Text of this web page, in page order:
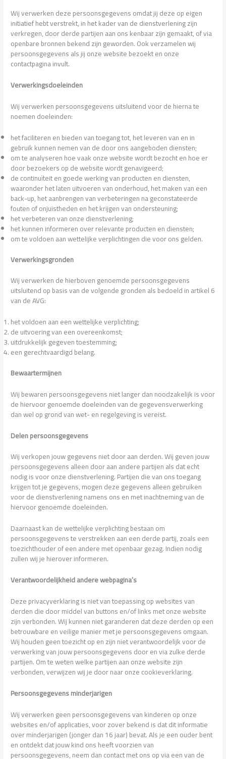
Wij verwerken deze persoonsgegevens omdat jij deze op eigen
initiatief hebt verstrekt, in het kader van de dienstverlening zijn
verkregen, door derde partijen aan ons kenbaar zijn gemaakt, of via
openbare bronnen bekend zijn geworden. Ook verzamelen wij
persoonsgegevens als jij onze website bezoekt en onze
contactpagina invult.
Verwerkingsdoeleinden
Wij verwerken persoonsgegevens uitsluitend voor de hierna te
noemen doeleinden:
het faciliteren en bieden van toegang tot, het leveren van en in
gebruik kunnen nemen van de door ons aangeboden diensten;
om te analyseren hoe vaak onze website wordt bezocht en hoe er
door bezoekers op de website wordt genavigeerd;
de continuïteit en goede werking van producten en diensten,
waaronder het laten uitvoeren van onderhoud, het maken van een
back-up, het aanbrengen van verbeteringen na geconstateerde
fouten of onjuistheden en het krijgen van ondersteuning;
het verbeteren van onze dienstverlening;
het kunnen informeren over relevante producten en diensten;
om te voldoen aan wettelijke verplichtingen die voor ons gelden.
Verwerkingsgronden
Wij verwerken de hierboven genoemde persoonsgegevens
uitsluitend op basis van de volgende gronden als bedoeld in artikel 6
van de AVG:
het voldoen aan een wettelijke verplichting;
de uitvoering van een overeenkomst;
uitdrukkelijk gegeven toestemming;
een gerechtvaardigd belang.
Bewaartermijnen
Wij bewaren persoonsgegevens niet langer dan noodzakelijk is voor
de hiervoor genoemde doeleinden van de gegevensverwerking
dan wel op grond van wet- en regelgeving is vereist.
Delen persoonsgegevens
Wij verkopen jouw gegevens niet door aan derden. Wij geven jouw
persoonsgegevens alleen door aan andere partijen als dat echt
nodig is voor onze dienstverlening. Partijen die van ons toegang
krijgen tot je gegevens, mogen deze gegevens alleen gebruiken
voor de dienstverlening namens ons en met inachtneming van de
hiervoor genoemde doeleinden.
Daarnaast kan de wettelijke verplichting bestaan om
persoonsgegevens te verstrekken aan een derde partij, zoals een
toezichthouder of een andere met openbaar gezag. Indien nodig
zullen wij je hierover informeren.
Verantwoordelijkheid andere webpagina’s
Deze privacyverklaring is niet van toepassing op websites van
derden die door middel van buttons en/of links met onze website
zijn verbonden. Wij kunnen niet garanderen dat deze derden op een
betrouwbare en veilige manier met je persoonsgegevens omgaan.
Wij houden geen toezicht op en zijn niet verantwoordelijk voor de
verwerking van jouw persoonsgegevens door en via zulke derde
partijen. Om te weten welke partijen aan onze website zijn
verbonden, verwijzen wij je door naar onze cookieverklaring.
Persoonsgegevens minderjarigen
Wij verwerken geen persoonsgegevens van kinderen op onze
websites en/of applicaties, voor zover bekend is dat dit informatie
over minderjarigen (jonger dan 16 jaar) bevat. Als je een ouder bent
en ontdekt dat jouw kind ons heeft voorzien van
persoonsgegevens, neem dan contact met ons op via een van de